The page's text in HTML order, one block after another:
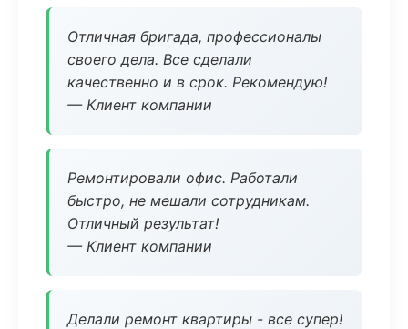
Отличная бригада, профессионалы
своего дела. Все сделали
качественно и в срок. Рекомендую!
— Клиент компании
Ремонтировали офис. Работали
быстро, не мешали сотрудникам.
Отличный результат!
— Клиент компании
Делали ремонт квартиры - все супер!